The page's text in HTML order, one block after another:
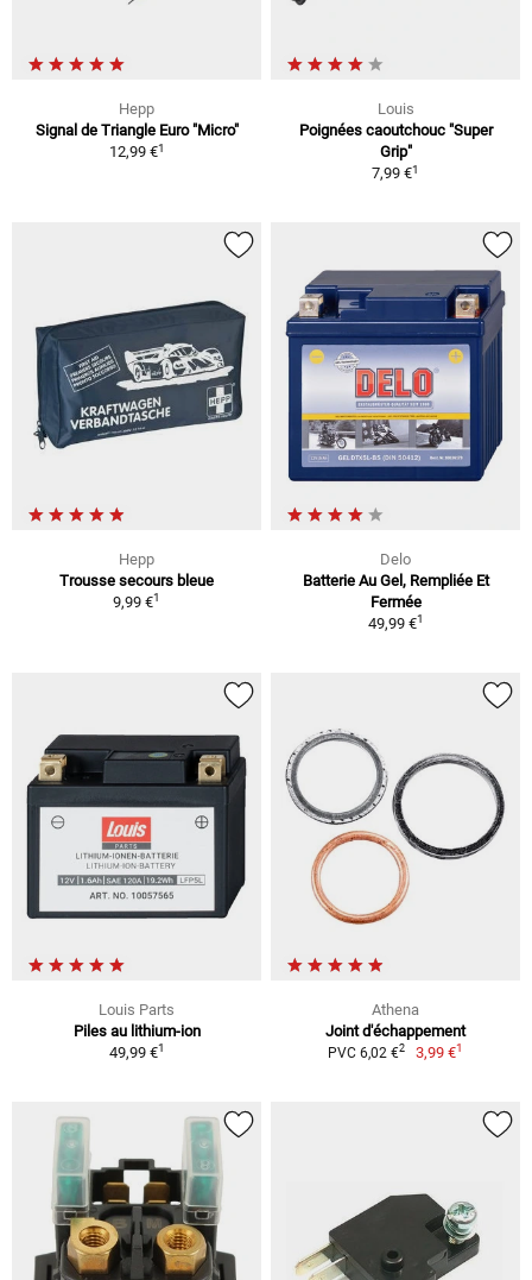
Hepp
Signal de Triangle Euro "Micro"
12,99 €1
Louis
Poignées caoutchouc "Super
Grip"
7,99 €1
Hepp
Trousse secours bleue
9,99 €1
Delo
Batterie Au Gel, Rempliée Et
Fermée
49,99 €1
Louis Parts
Piles au lithium-ion
49,99 €1
Athena
Joint d'échappement
PVC 6,02 €2 3,99 €1